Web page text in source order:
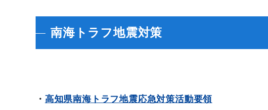
南海トラフ地震対策
・ 高知県南海トラフ地震応急対策活動要領